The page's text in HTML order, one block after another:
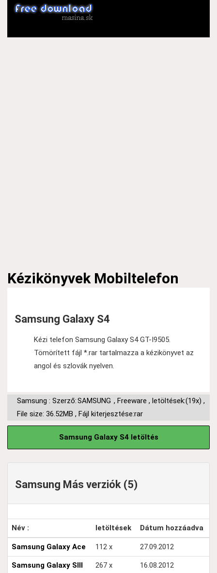
Kézikönyvek Mobiltelefon
Samsung Galaxy S4
Kézi telefon Samsung Galaxy S4 GT-I9505.
Tömörített fájl *.rar tartalmazza a kézikönyvet az
angol és szlovák nyelven.
Samsung : Szerző:SAMSUNG , Freeware , letöltések:(19x) ,
File size: 36.52MB , Fájl kiterjesztése:rar
Samsung Galaxy S4 letöltés
Samsung Más verziók (5)
Név : letöltések Dátum hozzáadva
Samsung Galaxy Ace 112 x 27.09.2012
Samsung Galaxy SIII 267 x 16.08.2012